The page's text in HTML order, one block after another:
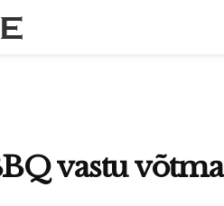
vastu võtma